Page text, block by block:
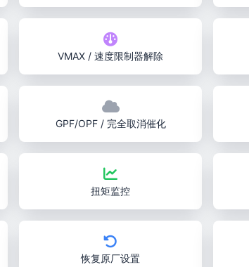
VMAX / 速度限制器解除
GPF/OPF / 完全取消催化
扭矩监控
恢复原厂设置